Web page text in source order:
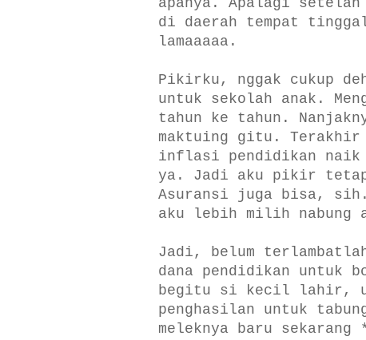
apanya. Apalagi
di daerah tempat
lamaaaaa.
Pikirku, nggak cukup
untuk sekolah anak.
tahun ke tahun.
maktuing gitu.
inflasi pendidikan naik
ya. Jadi aku pikir tetap
Asuransi juga bisa, sih.
aku lebih milih nabung
Jadi, belum
dana pendidikan untuk
begitu si kecil lahir,
penghasilan untuk
meleknya baru sekarang